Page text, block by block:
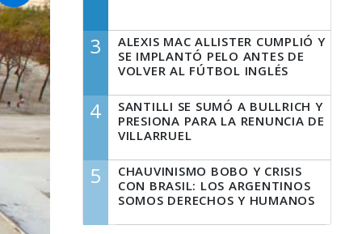
3
ALEXIS MAC ALLISTER CUMPLIÓ Y
SE IMPLANTÓ PELO ANTES DE
VOLVER AL FÚTBOL INGLÉS
4
SANTILLI SE SUMÓ A BULLRICH Y
PRESIONA PARA LA RENUNCIA DE
VILLARRUEL
5
CHAUVINISMO BOBO Y CRISIS
CON BRASIL: LOS ARGENTINOS
SOMOS DERECHOS Y HUMANOS